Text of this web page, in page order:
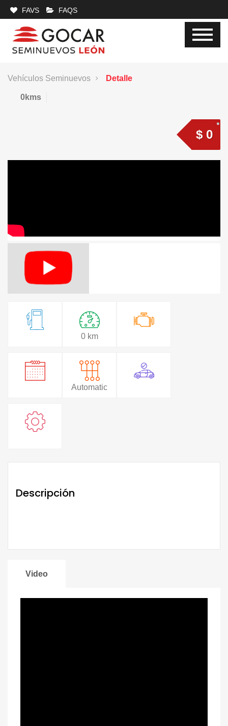
FAVS FAQS
Vehículos Seminuevos Detalle
0kms
$ 0
0 km
Automatic
Descripción
Video